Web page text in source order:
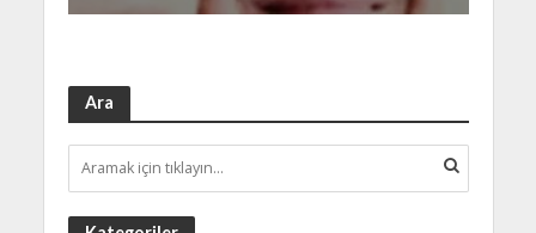
Ara